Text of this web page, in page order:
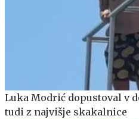
Luka Modrić dopustoval v
tudi z najvišje skakalnice